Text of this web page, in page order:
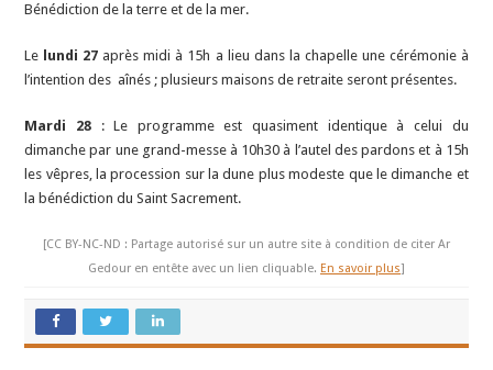
Bénédiction de la terre et de la mer.
Le lundi 27 après midi à 15h a lieu dans la chapelle une cérémonie à
l’intention des aînés ; plusieurs maisons de retraite seront présentes.
Mardi 28: Le programme est quasiment identique à celui du
dimanche par une grand-messe à 10h30 à l’autel des pardons et à 15h
les vêpres, la procession sur la dune plus modeste que le dimanche et
la bénédiction du Saint Sacrement.
[CC BY-NC-ND : Partage autorisé sur un autre site à condition de citer Ar
Gedour en entête avec un lien cliquable. En savoir plus]